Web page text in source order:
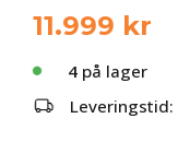
11.999 kr
4 på lager
Leveringstid: